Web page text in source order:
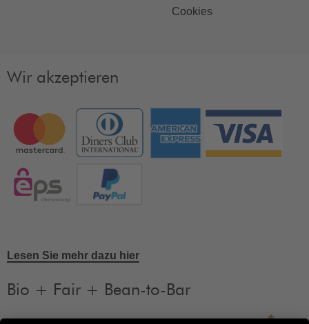
Cookies
Wir akzeptieren
Lesen Sie mehr dazu hier
Bio + Fair + Bean-to-Bar